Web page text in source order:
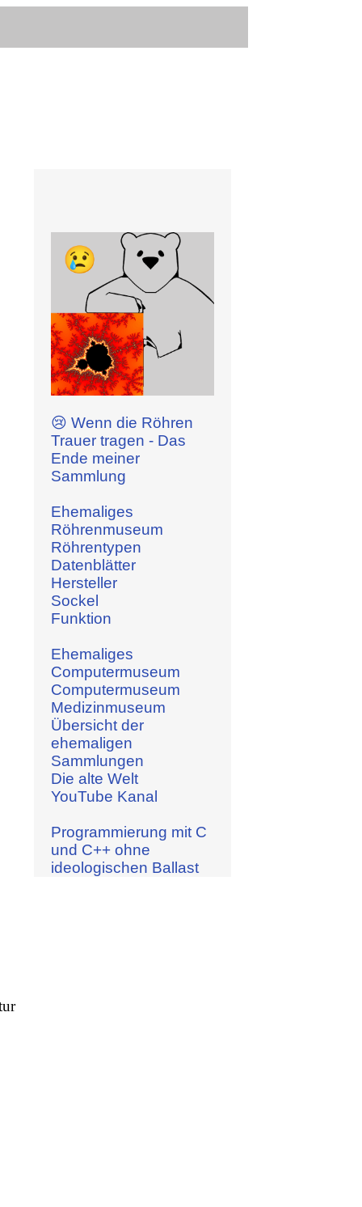
😢 Wenn die Röhren
Trauer tragen - Das
Ende meiner
Sammlung
Ehemaliges
Röhrenmuseum
Röhrentypen
Datenblätter
Hersteller
Sockel
Funktion
Ehemaliges
Computermuseum
Computermuseum
Medizinmuseum
Übersicht der
ehemaligen
Sammlungen
Die alte Welt
YouTube Kanal
Programmierung mit C
und C++ ohne
ideologischen Ballast